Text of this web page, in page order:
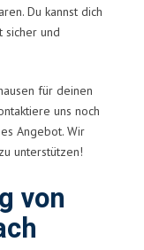
Du kannst dich
sicher und
für deinen
uns noch
Angebot. Wir
unterstützen!
von